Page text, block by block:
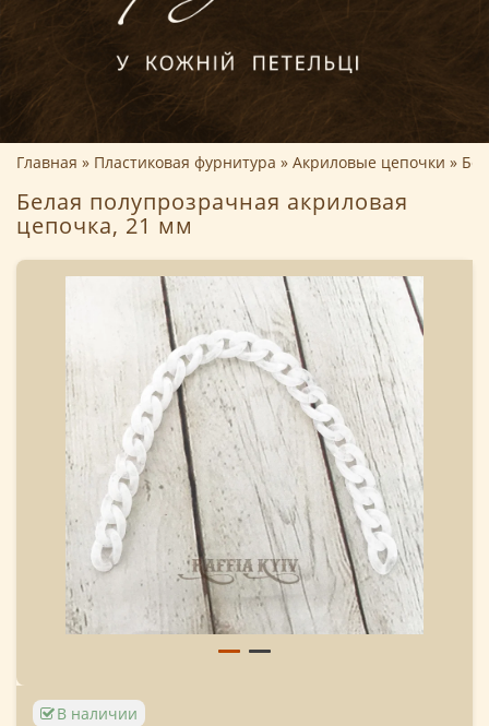
Главная Пластиковая фурнитура Акриловые цепочки
Белая полупрозрачная акриловая
цепочка, 21 мм
В наличии